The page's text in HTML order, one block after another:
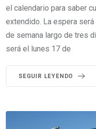
el calendario para saber
extendido. La espera
de semana largo de tres
será el lunes 17 de
SEGUIR LEYENDO